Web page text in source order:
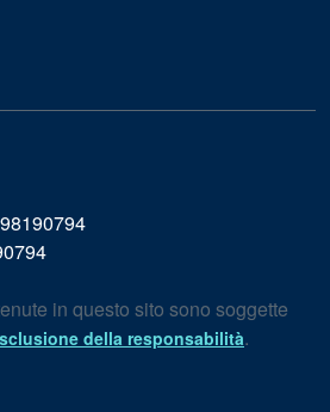
in questo sito sono soggette
della responsabilità.